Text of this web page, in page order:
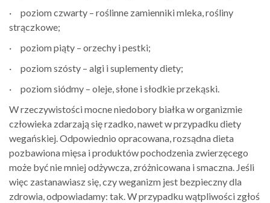
· poziom czwarty – roślinne zamienniki mleka, rośliny
strączkowe;
· poziom piąty – orzechy i pestki;
· poziom szósty – algi i suplementy diety;
· poziom siódmy – oleje, słone i słodkie przekąski.
W rzeczywistości mocne niedobory białka w organizmie
człowieka zdarzają się rzadko, nawet w przypadku diety
wegańskiej. Odpowiednio opracowana, rozsądna dieta
pozbawiona mięsa i produktów pochodzenia zwierzęcego
może być nie mniej odżywcza, zróżnicowana i smaczna. Jeśli
więc zastanawiasz się, czy weganizm jest bezpieczny dla
zdrowia, odpowiadamy: tak. W przypadku wątpliwości zgłoś